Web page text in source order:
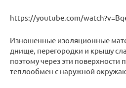
https://youtube.com/
Изношенные изоляционные
днище, перегородки и крышу
поэтому через эти поверхности
теплообмен с наружной